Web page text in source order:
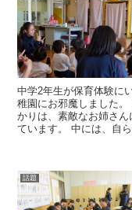
中学2年生が保育体験に
稚園にお邪魔しました
かりは、素敵なお姉さ
ています。 中には、自
話題